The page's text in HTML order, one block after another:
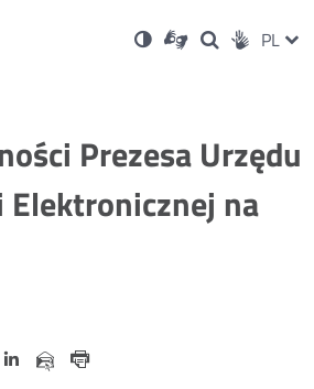
Ustawienia
Wersja
kontrastowa
Dla
niesłyszących
OtwórzOtwórz
w
Otwórz
w
Social PL
Prezesa Urzędu
Elektronicznej na
Udostępnij
na
OtwórzUdostępnij
na
OtwórzUdostępnij
przez